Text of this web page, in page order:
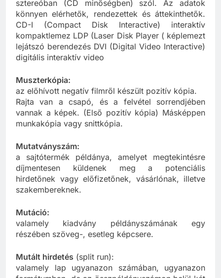
sztereóban (CD minőségben) szól. Az adatok
könnyen elérhetők, rendezettek és áttekinthetők.
CD-I (Compact Disk Interactive) interaktív
kompaktlemez LDP (Laser Disk Player ( képlemezt
lejátszó berendezés DVI (Digital Video Interactive)
Muszterkópia:
az előhívott negatív filmről készült pozitív kópia.
Rajta van a csapó, és a felvétel sorrendjében
vannak a képek. (Első pozitív kópia) Másképpen
Mutatványszám:
a sajtótermék példánya, amelyet megtekintésre
díjmentesen küldenek meg a potenciális
hirdetőnek vagy előfizetőnek, vásárlónak, illetve
Mutáció:
valamely kiadvány példányszámának egy
Mutált hirdetés(split run):